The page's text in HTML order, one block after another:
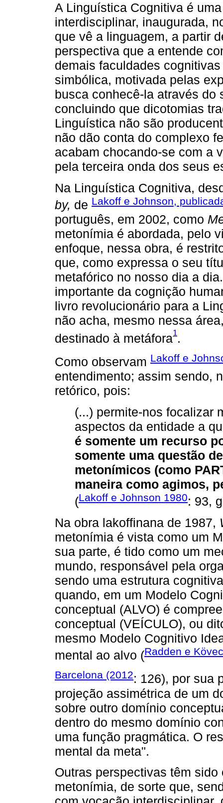
A Linguística Cognitiva é
interdisciplinar, inaugurada,
que vê a linguagem, a partir
perspectiva que a entende
demais faculdades
simbólica, motivada pelas
busca conhecê-la através do
concluindo que dicotomias
Linguística não são
não dão conta do complexo
acabam chocando-se com a
pela terceira onda dos seus
Na Linguística Cognitiva,
by, de Lakoff e Johnson,
português, em 2002, como
metonímia é abordada, pelo
enfoque, nessa obra, é
que, como expressa o seu
metafórico no nosso dia a
importante da cognição
livro revolucionário para a
não acha, mesmo nessa
destinado à metáfora1.
Como observam Lakoff e
entendimento; assim sendo,
retórico, pois:
(...) permite-nos focalizar
aspectos da entidade a
é somente um recurso
somente uma questão
metonímicos (como
maneira como agimos,
(Lakoff e Johnson 1980: 93,
Na obra lakoffinana de 1987,
metonímia é vista como um
sua parte, é tido como um
mundo, responsável pela
sendo uma estrutura
quando, em um Modelo
conceptual (ALVO) é
conceptual (VEÍCULO), ou
mesmo Modelo Cognitivo
mental ao alvo (Radden e
Barcelona (2012: 126), por sua
projeção assimétrica de um
sobre outro domínio
dentro do mesmo domínio
uma função pragmática. O
mental da meta".
Outras perspectivas têm
metonímia, de sorte que,